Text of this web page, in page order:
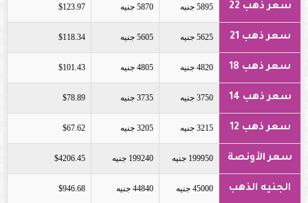
سعر ذهب 22 5895 جنيه 5870 جنيه $123.97
سعر ذهب 21 5625 جنيه 5605 جنيه $118.34
سعر ذهب 18 4820 جنيه 4805 جنيه $101.43
سعر ذهب 14 3750 جنيه 3735 جنيه $78.89
سعر ذهب 12 3215 جنيه 3205 جنيه $67.62
سعر الأونصة 199950 جنيه 199240 جنيه $4206.45
الجنيه الذهب 45000 جنيه 44840 جنيه $946.68